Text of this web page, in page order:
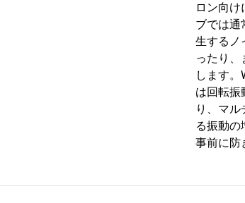
ロン向
ブでは通
生するノ
ったり、
します。
は回転振
り、マ
る振動の
事前に防